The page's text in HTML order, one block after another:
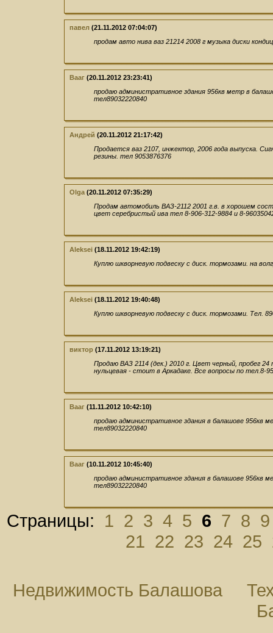
павел (21.11.2012 07:04:07)
продам авто нива ваз 21214 2008 г музыка диски
Вааг (20.11.2012 23:23:41)
продаю административное здания 956кв метр в
тел89032220840
Андрей (20.11.2012 21:17:42)
Продается ваз 2107, инжектор, 2006 года выпуска.
резины. тел 9053876376
Olga (20.11.2012 07:35:29)
Продам автомобиль ВАЗ-2112 2001 г.в. в хорошем
цвет серебристый ива тел 8-906-312-9884 и 8-
Aleksei (18.11.2012 19:42:19)
Куплю шкворневую подвеску с диск. тормозами. на
Aleksei (18.11.2012 19:40:48)
Куплю шкворневую подвеску с диск. тормозами. Тел.
виктор (17.11.2012 13:19:21)
Продаю ВАЗ 2114 (дек.) 2010 г. Цвет черный, пробег
нульцевая - стоит в Аркадаке. Все вопросы по тел.8-
Вааг (11.11.2012 10:42:10)
продаю административное здания в балашове 956кв
тел89032220840
Вааг (10.11.2012 10:45:40)
продаю административное здания в балашове 956кв
тел89032220840
Страницы: 1 2 3 4 5 6 7 8 9
21 22 23 24 25
Недвижимость Балашова